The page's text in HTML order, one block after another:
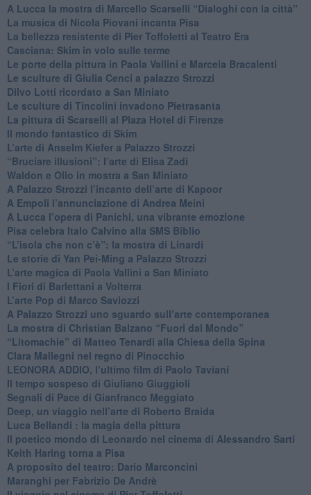
A Lucca la mostra di Marcello Scarselli “Dialoghi con la città"
​La musica di Nicola Piovani incanta Pisa
​La bellezza resistente di Pier Toffoletti al Teatro Era
​Casciana: Skim in volo sulle terme
​Le porte della pittura in Paola Vallini e Marcela Bracalenti
​Le sculture di Giulia Cenci a palazzo Strozzi
​Dilvo Lotti ricordato a San Miniato
​Le sculture di Tincolini invadono Pietrasanta
La pittura di Scarselli al Plaza Hotel di Firenze
​Il mondo fantastico di Skim
​L’arte di Anselm Kiefer a Palazzo Strozzi
​“Bruciare illusioni”: l’arte di Elisa Zadi
​Waldon e Olio in mostra a San Miniato
​A Palazzo Strozzi l’incanto dell’arte di Kapoor
​A Empoli l’annunciazione di Andrea Meini
A Lucca l’opera di Panichi, una vibrante emozione
Pisa celebra Italo Calvino alla SMS Biblio
“L’isola che non c’è”: la mostra di Linardi
​Le storie di Yan Pei-Ming a Palazzo Strozzi
​L’arte magica di Paola Vallini a San Miniato
​I Fiori di Barlettani a Volterra
​L’arte Pop di Marco Saviozzi
​A Palazzo Strozzi uno sguardo sull’arte contemporanea
La mostra di Christian Balzano “Fuori dal Mondo”
​“Litomachie” di Matteo Tenardi alla Chiesa della Spina
​Clara Mallegni nel regno di Pinocchio
​LEONORA ADDIO, l’ultimo film di Paolo Taviani
Il tempo sospeso di Giuliano Giuggioli
Segnali di Pace di Gianfranco Meggiato
​Deep, un viaggio nell’arte di Roberto Braida
​Luca Bellandi : la magia della pittura
​Il poetico mondo di Leonardo nel cinema di Alessandro Sarti
​Keith Haring torna a Pisa
​A proposito del teatro: Dario Marconcini
Maranghi per Fabrizio De Andrè